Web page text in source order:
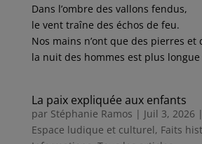
Dans l’ombre des vallons fendus,
le vent traîne des échos de feu.
Nos mains n’ont que des pierres et
la nuit des hommes est plus
La paix expliquée aux enfants
par Stéphanie Ramos | Juil 3, 2026 |
Espace ludique et culturel, Faits